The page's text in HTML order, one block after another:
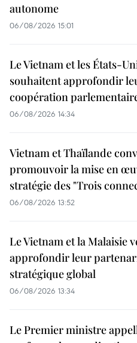
autonome
06/08/2026 15:01
Le Vietnam et les États-
souhaitent approfondir
coopération
06/08/2026 14:34
Vietnam et Thaïlande
promouvoir la mise en
stratégie des "Trois
06/08/2026 13:52
Le Vietnam et la Malaisie
approfondir leur
stratégique global
06/08/2026 13:34
Le Premier ministre